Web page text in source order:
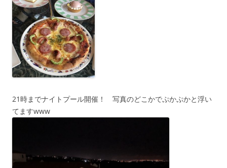
21時までナイトプール開催！ 写真のどこかでぷかぷかと浮い
てますwww